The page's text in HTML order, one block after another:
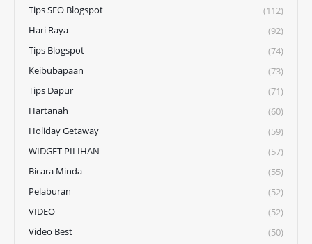
Tips SEO Blogspot
(112)
Hari Raya
(92)
Tips Blogspot
(74)
Keibubapaan
(73)
Tips Dapur
(71)
Hartanah
(60)
Holiday Getaway
(59)
WIDGET PILIHAN
(57)
Bicara Minda
(55)
Pelaburan
(52)
VIDEO
(52)
Video Best
(50)